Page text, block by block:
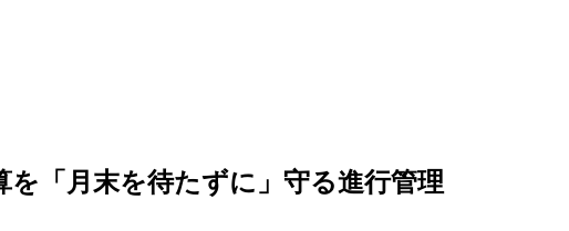
「月末を待たずに」守る進行管理